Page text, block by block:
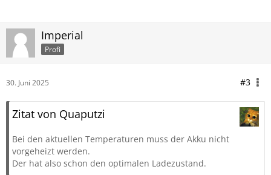
Imperial
Profi
30. Juni 2025 #3
Zitat von Quaputzi
Bei den aktuellen Temperaturen muss der Akku nicht
vorgeheizt werden.
Der hat also schon den optimalen Ladezustand.